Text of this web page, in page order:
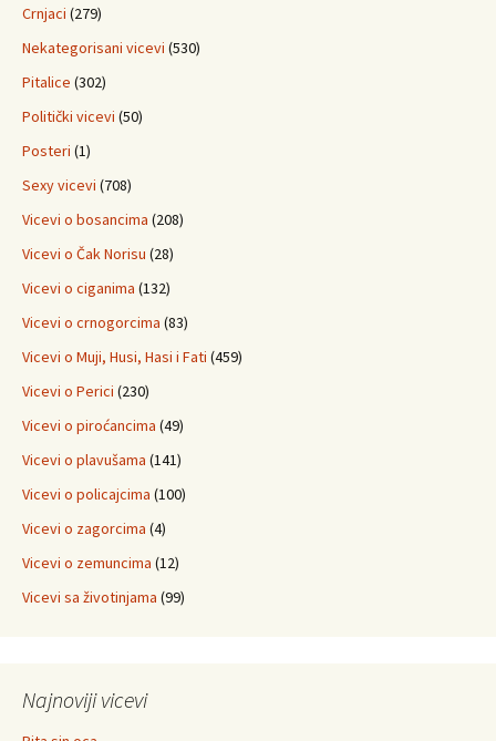
Crnjaci (279)
Nekategorisani vicevi (530)
Pitalice (302)
Politički vicevi (50)
Posteri (1)
Sexy vicevi (708)
Vicevi o bosancima (208)
Vicevi o Čak Norisu (28)
Vicevi o ciganima (132)
Vicevi o crnogorcima (83)
Vicevi o Muji, Husi, Hasi i Fati (459)
Vicevi o Perici (230)
Vicevi o piroćancima (49)
Vicevi o plavušama (141)
Vicevi o policajcima (100)
Vicevi o zagorcima (4)
Vicevi o zemuncima (12)
Vicevi sa životinjama (99)
Najnoviji vicevi